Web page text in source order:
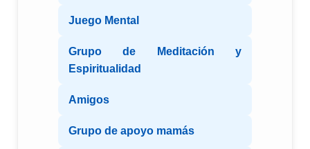
Juego Mental
Grupo de Meditación y
Espiritualidad
Amigos
Grupo de apoyo mamás